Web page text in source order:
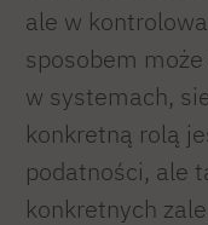
ale w
sposobem
w systemach,
konkretną rolą
podatności, ale
konkretnych